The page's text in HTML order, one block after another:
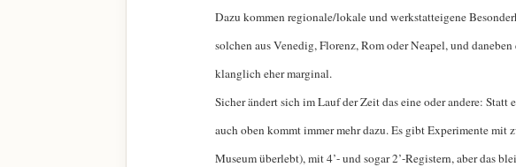
Dazu kommen regionale/lokale und werkstatteigene
solchen aus Venedig, Florenz, Rom oder Neapel, und
klanglich eher marginal.
Sicher ändert sich im Lauf der Zeit das eine oder andere:
auch oben kommt immer mehr dazu. Es gibt Experimente
Museum überlebt), mit 4’- und sogar 2’-Registern, aber das